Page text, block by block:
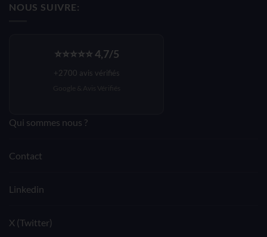
NOUS SUIVRE:
⭐⭐⭐⭐⭐ 4,7/5
+2700 avis vérifiés
Qui sommes nous ?
Contact
Linkedin
X (Twitter)